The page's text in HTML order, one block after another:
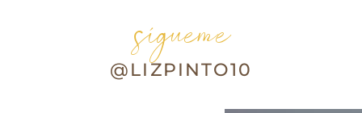
sígueme
@LIZPINTO10